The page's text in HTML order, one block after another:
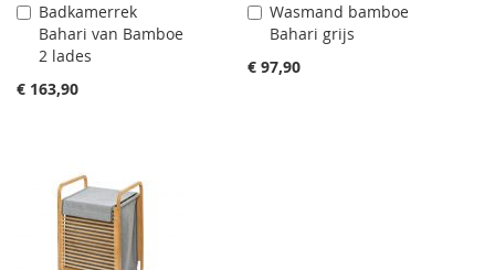
Badkamerrek
Bahari van Bamboe
2 lades
€ 163,90
Aan
winkelwagen
toevoegen
Wasmand bamboe
Bahari grijs
€ 97,90
Aan
winkelwagen
toevoegen